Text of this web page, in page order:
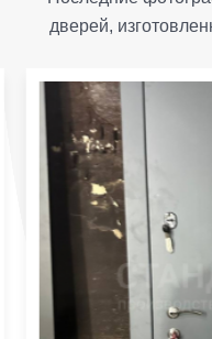
дверей,